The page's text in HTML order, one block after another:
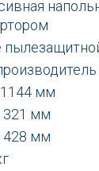
мм
321 мм
428 мм